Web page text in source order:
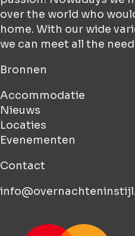
over the world who
home. With our wide
we can meet all the
Bronnen
Accommodatie
Nieuws
Locaties
Evenementen
Contact